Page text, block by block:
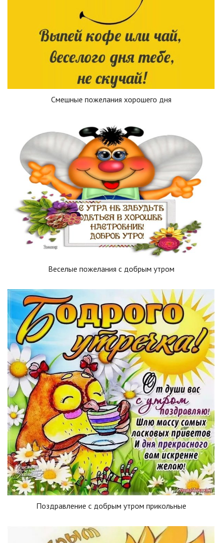
Смешные пожелания хорошего дня
Веселые пожелания с добрым утром
Поздравление с добрым утром прикольные